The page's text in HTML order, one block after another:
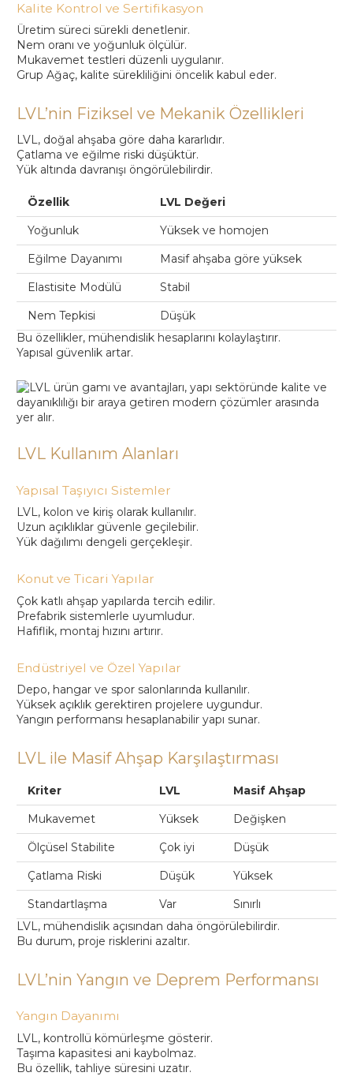
Kalite Kontrol ve Sertifikasyon
Üretim süreci sürekli denetlenir.
Nem oranı ve yoğunluk ölçülür.
Mukavemet testleri düzenli uygulanır.
Grup Ağaç, kalite sürekliliğini öncelik kabul eder.
LVL’nin Fiziksel ve Mekanik Özellikleri
LVL, doğal ahşaba göre daha kararlıdır.
Çatlama ve eğilme riski düşüktür.
Yük altında davranışı öngörülebilirdir.
Özellik
LVL Değeri
Yoğunluk
Yüksek ve homojen
Eğilme Dayanımı
Masif ahşaba göre yüksek
Elastisite Modülü
Stabil
Nem Tepkisi
Düşük
Bu özellikler, mühendislik hesaplarını kolaylaştırır.
Yapısal güvenlik artar.
LVL Kullanım Alanları
Yapısal Taşıyıcı Sistemler
LVL, kolon ve kiriş olarak kullanılır.
Uzun açıklıklar güvenle geçilebilir.
Yük dağılımı dengeli gerçekleşir.
Konut ve Ticari Yapılar
Çok katlı ahşap yapılarda tercih edilir.
Prefabrik sistemlerle uyumludur.
Hafiflik, montaj hızını artırır.
Endüstriyel ve Özel Yapılar
Depo, hangar ve spor salonlarında kullanılır.
Yüksek açıklık gerektiren projelere uygundur.
Yangın performansı hesaplanabilir yapı sunar.
LVL ile Masif Ahşap Karşılaştırması
Kriter LVL
Masif Ahşap
Mukavemet
Yüksek
Değişken
Ölçüsel Stabilite
Çok iyi
Düşük
Çatlama Riski
Düşük
Yüksek
Standartlaşma
Var
Sınırlı
LVL, mühendislik açısından daha öngörülebilirdir.
Bu durum, proje risklerini azaltır.
LVL’nin Yangın ve Deprem Performansı
Yangın Dayanımı
LVL, kontrollü kömürleşme gösterir.
Taşıma kapasitesi ani kaybolmaz.
Bu özellik, tahliye süresini uzatır.